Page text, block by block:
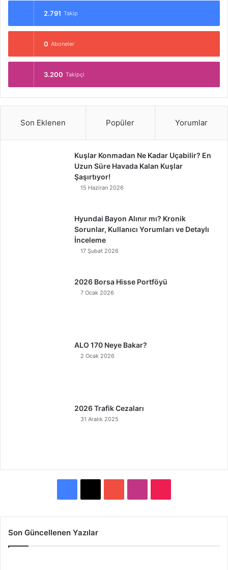
2.791 Takip
0 Aboneler
3.200 Takipçi
Son Eklenen Popüler Yorumlar
Kuşlar Konmadan Ne Kadar Uçabilir? En
Uzun Süre Havada Kalan Kuşlar
Şaşırtıyor!
15 Haziran 2026
Hyundai Bayon Alınır mı? Kronik
Sorunlar, Kullanıcı Yorumları ve Detaylı
İnceleme
17 Şubat 2026
2026 Borsa Hisse Portföyü
7 Ocak 2026
ALO 170 Neye Bakar?
2 Ocak 2026
2026 Trafik Cezaları
31 Aralık 2025
c
e
T
t
T
Son Güncellenen Yazılar